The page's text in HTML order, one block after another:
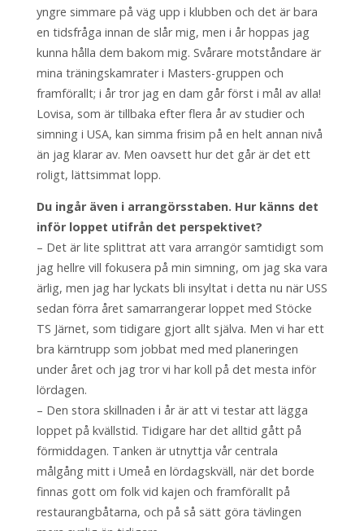
yngre simmare på väg upp i klubben och det är bara
en tidsfråga innan de slår mig, men i år hoppas jag
kunna hålla dem bakom mig. Svårare motståndare är
mina träningskamrater i Masters-gruppen och
framförallt; i år tror jag en dam går först i mål av alla!
Lovisa, som är tillbaka efter flera år av studier och
simning i USA, kan simma frisim på en helt annan nivå
än jag klarar av. Men oavsett hur det går är det ett
roligt, lättsimmat lopp.
Du ingår även i arrangörsstaben. Hur känns det
inför loppet utifrån det perspektivet?
– Det är lite splittrat att vara arrangör samtidigt som
jag hellre vill fokusera på min simning, om jag ska vara
ärlig, men jag har lyckats bli insyltat i detta nu när USS
sedan förra året samarrangerar loppet med Stöcke
TS Järnet, som tidigare gjort allt själva. Men vi har ett
bra kärntrupp som jobbat med med planeringen
under året och jag tror vi har koll på det mesta inför
lördagen.
– Den stora skillnaden i år är att vi testar att lägga
loppet på kvällstid. Tidigare har det alltid gått på
förmiddagen. Tanken är utnyttja vår centrala
målgång mitt i Umeå en lördagskväll, när det borde
finnas gott om folk vid kajen och framförallt på
restaurangbåtarna, och på så sätt göra tävlingen